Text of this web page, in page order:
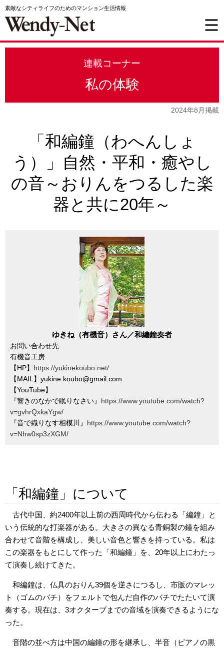
素敵なシティライフのためのマンション生活情報
連載コーナー
私の体験
2024年8月掲載
「和編鐘（わへんしょ
う）」自然・平和・癒やし
の音～おりんをつるした楽
器と共に20年～
ゆきね（有機音）さん／和編鐘奏者
お問い合わせ先
有機音工房
【HP】
https://yukinekoubo.net/
【MAIL】yukine.koubo@gmail.com
【YouTube】
『響きのなかで眠りなさい』
https://www.youtube.com/watch?
v=gvhrQxkaYgw/
『音で織りなす相模川』
https://www.youtube.com/watch?
v=Nhw0sp3zXGM/
「和編鐘」について
古代中国、約2400年以上前の西周時代から伝わる「編鐘」と
いう伝統的な打楽器がある。大きさの異なる青銅製の鐘を組み
合わせて音階を構成し、美しい音色と響きを持っている。私は
この楽器をもとにして作った「和編鐘」を、20年以上にわたっ
て演奏し続けてきた。
和編鐘は、仏具のおりん39個を逆さにつるし、市販のマレッ
ト（ゴムのバチ）をフェルトで包んだ自作のバチでたたいて演
奏する。現在は、3オクターブまでの音域を演奏できるようにな
った。
音階の並べ方は中国の編鐘の形を継承し、半音（ピアノの黒